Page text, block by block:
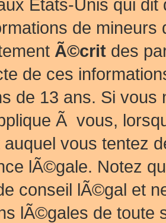
Etats-Unis qui
de mineurs
Ã©crit des
de ces
de 13 ans. Si
Ã vous,
auquel vous tentez
lÃ©gale. Notez
conseil lÃ©gal et
lÃ©gales de